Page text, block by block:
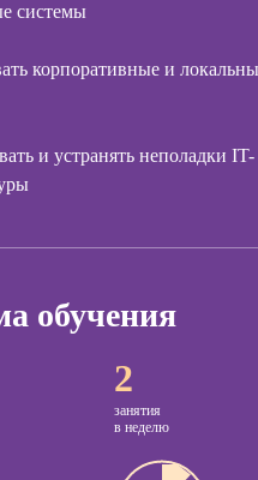
системы
корпоративные и
и устранять неполадки IT-
обучения
2
занятия
в неделю